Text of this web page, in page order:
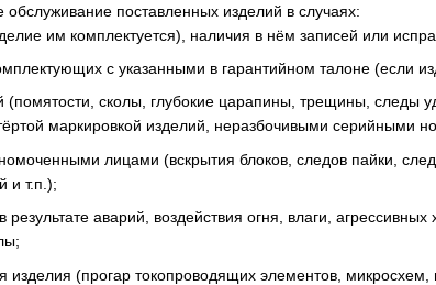
поставленных изделий в случаях:
им комплектуется), наличия в нём записей или
с указанными в гарантийном талоне (если
сколы, глубокие царапины, трещины, следы
маркировкой изделий, неразбочивыми серийными
лицами (вскрытия блоков, следов пайки,
и т.п.);
аварий, воздействия огня, влаги, агрессивных
(прогар токопроводящих элементов, микросхем,